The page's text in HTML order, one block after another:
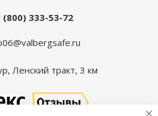
(800) 333-53-72
Ленский тракт, 3 км